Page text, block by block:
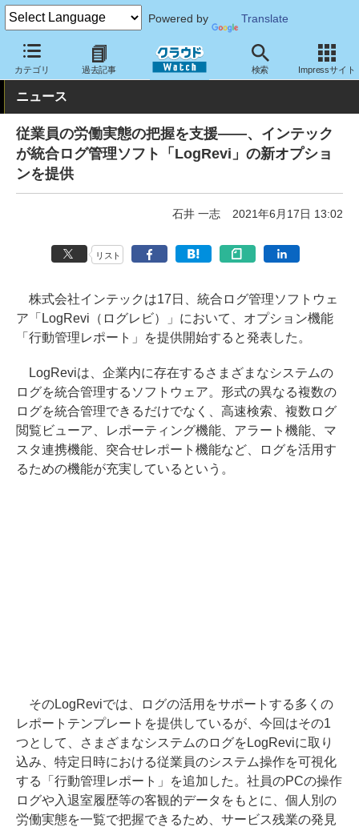
Powered by Translate
カテゴリ 過去記事 検索 Impressサイト
クラウド Watch セキュリティ セキュリティサービス
ニュース
従業員の労働実態の把握を支援――、インテック
が統合ログ管理ソフト「LogRevi」の新オプショ
ンを提供
石井 一志 2021年6月17日 13:02
リスト
株式会社インテックは17日、統合ログ管理ソフトウェ
ア「LogRevi（ログレビ）」において、オプション機能
「行動管理レポート」を提供開始すると発表した。
LogReviは、企業内に存在するさまざまなシステムの
ログを統合管理するソフトウェア。形式の異なる複数の
ログを統合管理できるだけでなく、高速検索、複数ログ
閲覧ビューア、レポーティング機能、アラート機能、マ
スタ連携機能、突合せレポート機能など、ログを活用す
るための機能が充実しているという。
そのLogReviでは、ログの活用をサポートする多くの
レポートテンプレートを提供しているが、今回はその1
つとして、さまざまなシステムのログをLogReviに取り
込み、特定日時における従業員のシステム操作を可視化
する「行動管理レポート」を追加した。社員のPCの操作
ログや入退室履歴等の客観的データをもとに、個人別の
労働実態を一覧で把握できるため、サービス残業の発見